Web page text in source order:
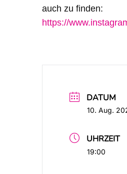
auch zu finden:
https://
DATUM
10. Aug.
UHRZEIT
19:00